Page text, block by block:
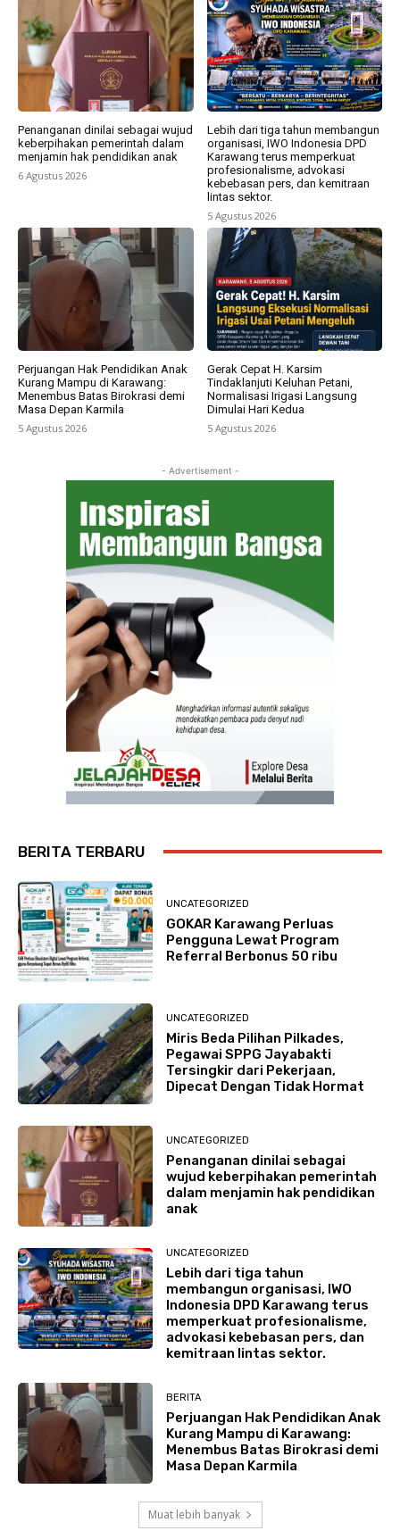
Penanganan dinilai sebagai wujud
keberpihakan pemerintah dalam
menjamin hak pendidikan anak
6 Agustus 2026
Lebih dari tiga tahun membangun
organisasi, IWO Indonesia DPD
Karawang terus memperkuat
profesionalisme, advokasi
kebebasan pers, dan kemitraan
lintas sektor.
5 Agustus 2026
Perjuangan Hak Pendidikan Anak
Kurang Mampu di Karawang:
Menembus Batas Birokrasi demi
Masa Depan Karmila
5 Agustus 2026
Gerak Cepat H. Karsim
Tindaklanjuti Keluhan Petani,
Normalisasi Irigasi Langsung
Dimulai Hari Kedua
5 Agustus 2026
- Advertisement -
BERITA TERBARU
UNCATEGORIZED
GOKAR Karawang Perluas
Pengguna Lewat Program
Referral Berbonus 50 ribu
UNCATEGORIZED
Miris Beda Pilihan Pilkades,
Pegawai SPPG Jayabakti
Tersingkir dari Pekerjaan,
Dipecat Dengan Tidak Hormat
UNCATEGORIZED
Penanganan dinilai sebagai
wujud keberpihakan pemerintah
dalam menjamin hak pendidikan
anak
UNCATEGORIZED
Lebih dari tiga tahun
membangun organisasi, IWO
Indonesia DPD Karawang terus
memperkuat profesionalisme,
advokasi kebebasan pers, dan
kemitraan lintas sektor.
BERITA
Perjuangan Hak Pendidikan Anak
Kurang Mampu di Karawang:
Menembus Batas Birokrasi demi
Masa Depan Karmila
Muat lebih banyak